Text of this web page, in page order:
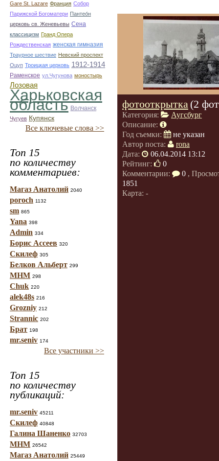
Gare St. Lazare Франция Собор
Парижской Богоматери Пантео́н
церковь св. Женевьевы Сена
классицизм Гранд Опера
Рождественская женская гимназия
Траурное шествие Невский проспект
Оцуп Троицкая церковь 1912-1914
Раменское ул.Чугунова моностырь
Лозовая
Харьковская
область Волчанск
Чугуев Купянск
Все ключевые слова >>
Топ 15
по количеству
комментариев:
Магаз Анатолий 2040
poroch 1132
sm 865
Yana 398
Admin 334
Борис Ассеев 320
Скилеф 305
Белков Альберт 299
МНМ 298
Chuk 220
alek48s 216
Grozniy 212
Strannic 202
Брат 198
mr.seniv 174
Все участники >>
Топ 15
по количеству
публикаций:
mr.seniv 45211
Скилеф 40848
Галина Шаненко 32703
МНМ 26542
Магаз Анатолий 25449
фотооткрытка (2
Категория:
Аугсбург
Описание:
Год съемки:
не указан
Автор поста:
rona
Дата:
06.04.2014 13:12
Рейтинг:
0
Комментарии:
0 ,
1851
Карта: -